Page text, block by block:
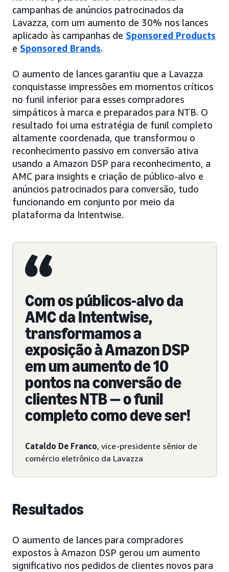
campanhas de anúncios patrocinados da
Lavazza, com um aumento de 30% nos lances
aplicado às campanhas de Sponsored Products
e Sponsored Brands.
O aumento de lances garantiu que a Lavazza
conquistasse impressões em momentos críticos
no funil inferior para esses compradores
simpáticos à marca e preparados para NTB. O
resultado foi uma estratégia de funil completo
altamente coordenada, que transformou o
reconhecimento passivo em conversão ativa
usando a Amazon DSP para reconhecimento, a
AMC para insights e criação de público-alvo e
anúncios patrocinados para conversão, tudo
funcionando em conjunto por meio da
plataforma da Intentwise.
Com os públicos-alvo da
AMC da Intentwise,
transformamos a
exposição à Amazon DSP
em um aumento de 10
pontos na conversão de
clientes NTB — o funil
completo como deve ser!
Cataldo De Franco, vice-presidente sênior de
comércio eletrônico da Lavazza
Resultados
O aumento de lances para compradores
expostos à Amazon DSP gerou um aumento
significativo nos pedidos de clientes novos para